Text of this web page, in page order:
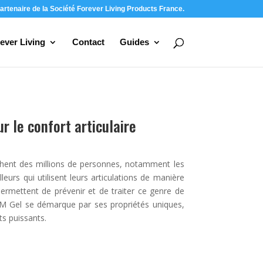
de la Société Forever Living Products France.
Living Contact Guides
le confort articulaire
des millions de personnes, notamment les
qui utilisent leurs articulations de manière
de prévenir et de traiter ce genre de
Gel se démarque par ses propriétés uniques,
puissants.